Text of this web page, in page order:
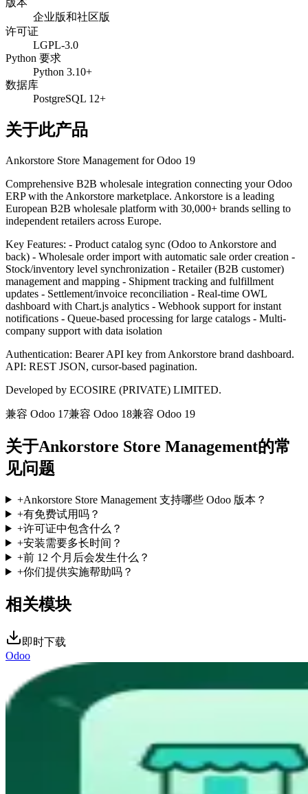
版本
企业版和社区版
许可证
LGPL-3.0
Python 要求
Python 3.10+
数据库
PostgreSQL 12+
关于此产品
Ankorstore Store Management for Odoo 19
Comprehensive B2B wholesale integration connecting your Odoo
ERP with the Ankorstore marketplace. Ankorstore is a leading
European B2B wholesale platform with 30,000+ brands selling to
independent retailers across Europe.
Key Features: - Product catalog sync (Odoo to Ankorstore and
back) - Wholesale order import with automatic sale order creation -
Stock/inventory level synchronization - Retailer (B2B customer)
management and mapping - Shipment tracking and fulfillment
updates - Settlement/invoice reconciliation - Real-time OWL
dashboard with Chart.js analytics - Webhook support for instant
notifications - Queue-based processing for large catalogs - Multi-
company support with data isolation
Authentication: Bearer API key from Ankorstore brand dashboard.
API: REST JSON, cursor-based pagination.
Developed by ECOSIRE (PRIVATE) LIMITED.
兼容 Odoo 17兼容 Odoo 18兼容 Odoo 19
关于Ankorstore Store Management的常
见问题
+Ankorstore Store Management 支持哪些 Odoo 版本？
+有免费试用吗？
+许可证中包含什么？
+安装需要多长时间？
+前 12 个月后会发生什么？
+你们提供实施帮助吗？
相关模块
即时下载
Odoo